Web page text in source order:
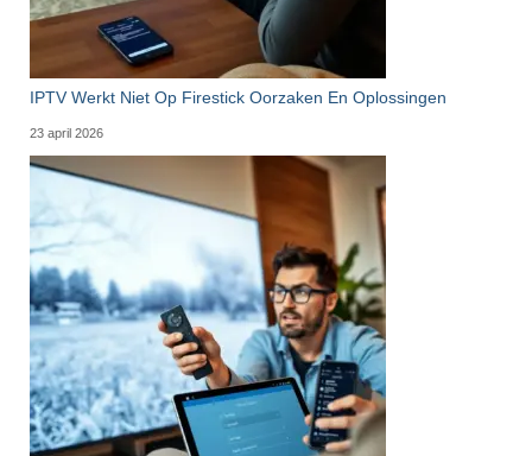
IPTV Werkt Niet Op Firestick Oorzaken En Oplossingen
23 april 2026